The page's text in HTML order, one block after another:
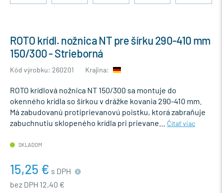
ROTO krídl. nožnica NT pre šírku 290-410 mm
150/300 - Strieborná
Kód výrobku: 260201 Krajina:
ROTO krídlová nožnica NT 150/300 sa montuje do
okenného krídla so šírkou v drážke kovania 290-410 mm.
Má zabudovanú protiprievanovú poistku, ktorá zabraňuje
zabuchnutiu sklopeného krídla pri prievane…
Čítať viac
SKLADOM
15,25 € s DPH
bez DPH 12,40 €